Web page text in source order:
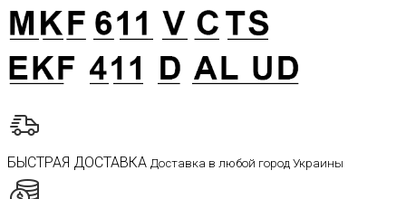
БЫСТРАЯ ДОСТАВКА Доставка в любой город Украины